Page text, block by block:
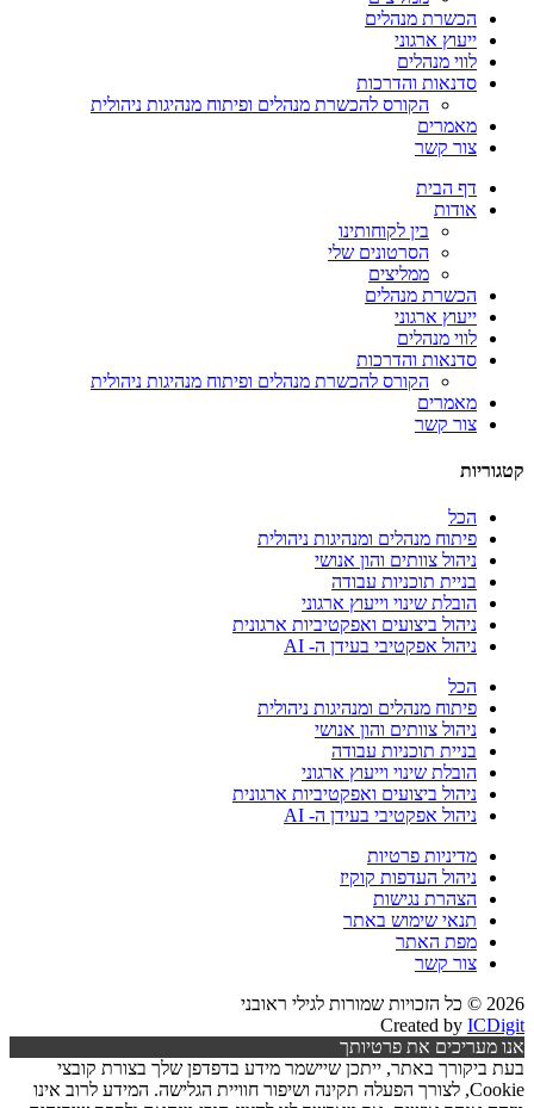
הכשרת מנהלים
ייעוץ ארגוני
לווי מנהלים
סדנאות והדרכות
הקורס להכשרת מנהלים ופיתוח מנהיגות ניהולית
מאמרים
צור קשר
דף הבית
אודות
בין לקוחותינו
הסרטונים שלי
ממליצים
הכשרת מנהלים
ייעוץ ארגוני
לווי מנהלים
סדנאות והדרכות
הקורס להכשרת מנהלים ופיתוח מנהיגות ניהולית
מאמרים
צור קשר
קטגוריות
הכל
פיתוח מנהלים ומנהיגות ניהולית
ניהול צוותים והון אנושי
בניית תוכניות עבודה
הובלת שינוי וייעוץ ארגוני
ניהול ביצועים ואפקטיביות ארגונית
ניהול אפקטיבי בעידן ה- AI
הכל
פיתוח מנהלים ומנהיגות ניהולית
ניהול צוותים והון אנושי
בניית תוכניות עבודה
הובלת שינוי וייעוץ ארגוני
ניהול ביצועים ואפקטיביות ארגונית
ניהול אפקטיבי בעידן ה- AI
מדיניות פרטיות
ניהול העדפות קוקיז
הצהרת נגישות
תנאי שימוש באתר
מפת האתר
צור קשר
2026 © כל הזכויות שמורות לגילי ראובני
Created by ICDigit
אנו מעריכים את פרטיותך
בעת ביקורך באתר, ייתכן שיישמר מידע בדפדפן שלך בצורת קובצי
Cookie, לצורך הפעלה תקינה ושיפור חוויית הגלישה. המידע לרוב אינו